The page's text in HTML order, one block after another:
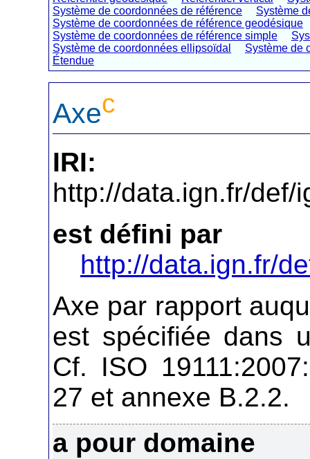
Système de coordonnées de référence
Système
Système de coordonnées de référence geodésique
Système de coordonnées de référence simple
Système de coordonnées ellipsoïdal
Système de
Étendue
Axec
IRI:
http://data.ign.fr/def/
est défini par
http://data.ign.fr/
Axe par rapport
est spécifiée dans
Cf. ISO
27 et annexe B.2.2.
a pour domaine